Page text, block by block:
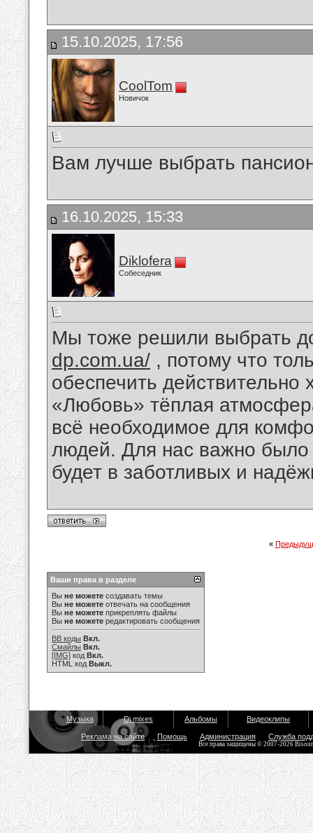
15.10.2025, 17:56
CoolTom
Новичок
Вам лучше выбрать
16.10.2025, 15:33
Diklofera
Собеседник
Мы тоже решили выбрать
dp.com.ua/ , потому что
обеспечить
«Любовь» тёплая
всё необходимое для
людей. Для нас важно было
будет в заботливых и
«
Ваши права в разделе
Вы не можете создавать темы
Вы не можете отвечать на сообщения
Вы не можете прикреплять файлы
Вы не можете редактировать сообщения
BB коды Вкл.
Смайлы Вкл.
[IMG] код Вкл.
HTML код Выкл.
Музыка Dj mixes Альбомы Видеоклипы
Реклама на сайте Помощь Администрация Служба
Все права защищены © 2007-2026